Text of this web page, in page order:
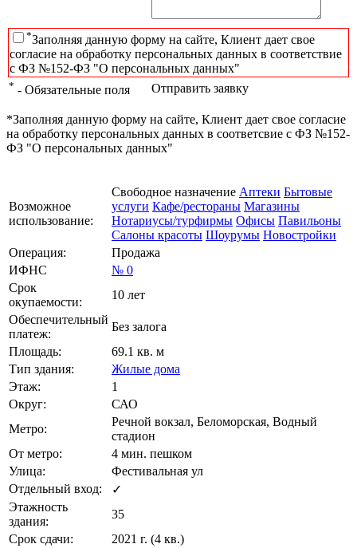
*Заполняя данную форму на сайте, Клиент дает свое
согласие на обработку персональных данных в соответствие
с ФЗ №152-ФЗ "О персональных данных"
* - Обязательные поля Отправить заявку
*Заполняя данную форму на сайте, Клиент дает свое согласие
на обработку персональных данных в соответсвие с ФЗ №152-
ФЗ "О персональных данных"
Возможное
использование:
Свободное назначение Аптеки Бытовые
услуги Кафе/рестораны Магазины
Нотариусы/турфирмы Офисы Павильоны
Салоны красоты Шоурумы Новостройки
Операция:
Продажа
ИФНС
№ 0
Срок
окупаемости:
10 лет
Обеспечительный
платеж:
Без залога
Площадь:
69.1 кв. м
Тип здания:
Жилые дома
Этаж:
1
Округ:
САО
Метро:
Речной вокзал, Беломорская, Водный
стадион
От метро:
4 мин. пешком
Улица:
Фестивальная ул
Отдельный вход:
✓
Этажность
здания:
35
Срок сдачи:
2021 г. (4 кв.)